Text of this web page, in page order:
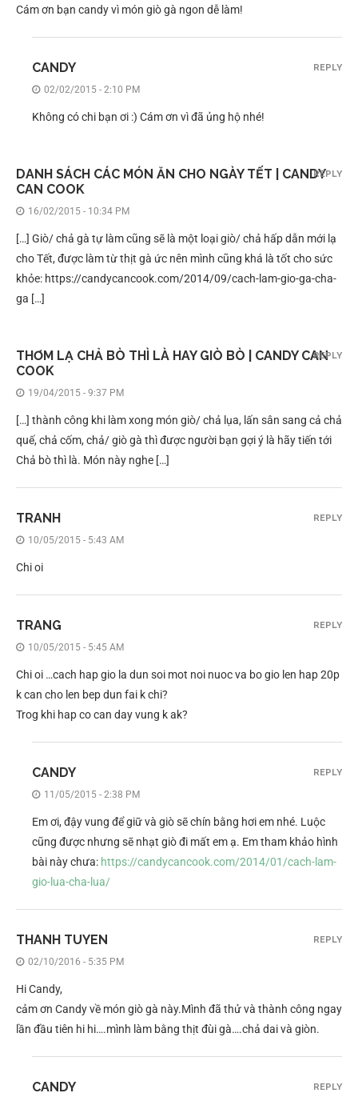
Cám ơn bạn candy vì món giò gà ngon dễ làm!
CANDY
02/02/2015 - 2:10 PM
Không có chi bạn ơi :) Cám ơn vì đã ủng hộ nhé!
REPLY
DANH SÁCH CÁC MÓN ĂN CHO NGÀY TẾT | CANDY
CAN COOK
16/02/2015 - 10:34 PM
[…] Giò/ chả gà tự làm cũng sẽ là một loại giò/ chả hấp dẫn mới lạ
cho Tết, được làm từ thịt gà ức nên mình cũng khá là tốt cho sức
khỏe: https://candycancook.com/2014/09/cach-lam-gio-ga-cha-
ga […]
REPLY
THƠM LẠ CHẢ BÒ THÌ LÀ HAY GIÒ BÒ | CANDY CAN
COOK
19/04/2015 - 9:37 PM
[…] thành công khi làm xong món giò/ chả lụa, lấn sân sang cả chả
quế, chả cốm, chả/ giò gà thì được người bạn gợi ý là hãy tiến tới
Chả bò thì là. Món này nghe […]
REPLY
TRANH
10/05/2015 - 5:43 AM
Chi oi
REPLY
TRANG
10/05/2015 - 5:45 AM
Chi oi …cach hap gio la dun soi mot noi nuoc va bo gio len hap 20p
k can cho len bep dun fai k chi?
Trog khi hap co can day vung k ak?
REPLY
CANDY
11/05/2015 - 2:38 PM
Em ơi, đậy vung để giữ và giò sẽ chín bằng hơi em nhé. Luộc
cũng được nhưng sẽ nhạt giò đi mất em ạ. Em tham khảo hình
bài này chưa: https://candycancook.com/2014/01/cach-lam-
gio-lua-cha-lua/
REPLY
THANH TUYEN
02/10/2016 - 5:35 PM
Hi Candy,
cảm ơn Candy về món giò gà này.Mình đã thử và thành công ngay
lần đầu tiên hi hi….mình làm bằng thịt đùi gà….chả dai và giòn.
REPLY
CANDY REPLY